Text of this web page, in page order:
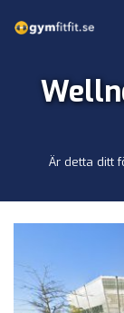
Är detta ditt